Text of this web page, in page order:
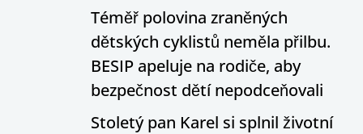
Téměř polovina zraněných
dětských cyklistů neměla přilbu.
BESIP apeluje na rodiče, aby
bezpečnost dětí nepodceňovali
Stoletý pan Karel si splnil životní